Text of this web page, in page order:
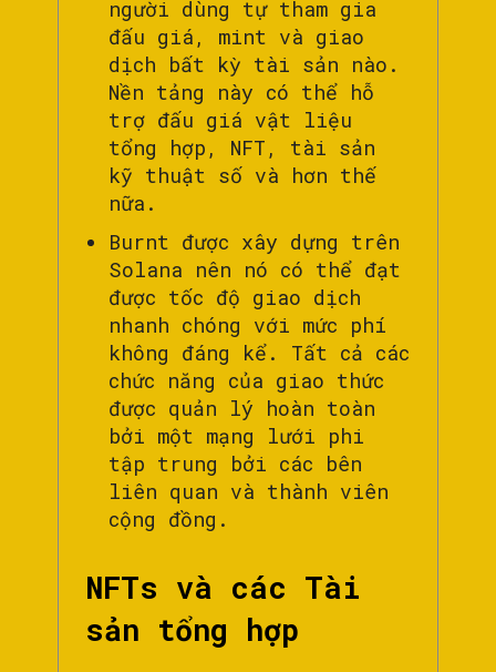
người dùng tự tham gia
đấu giá, mint và giao
dịch bất kỳ tài sản nào.
Nền tảng này có thể hỗ
trợ đấu giá vật liệu
tổng hợp, NFT, tài sản
kỹ thuật số và hơn thế
nữa.
Burnt được xây dựng trên
Solana nên nó có thể đạt
được tốc độ giao dịch
nhanh chóng với mức phí
không đáng kể. Tất cả các
chức năng của giao thức
được quản lý hoàn toàn
bởi một mạng lưới phi
tập trung bởi các bên
liên quan và thành viên
cộng đồng.
NFTs và các Tài
sản tổng hợp